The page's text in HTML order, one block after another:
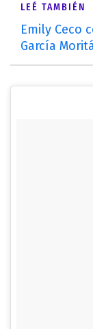
LEÉ TAMBIÉN
Emily Ceco
García